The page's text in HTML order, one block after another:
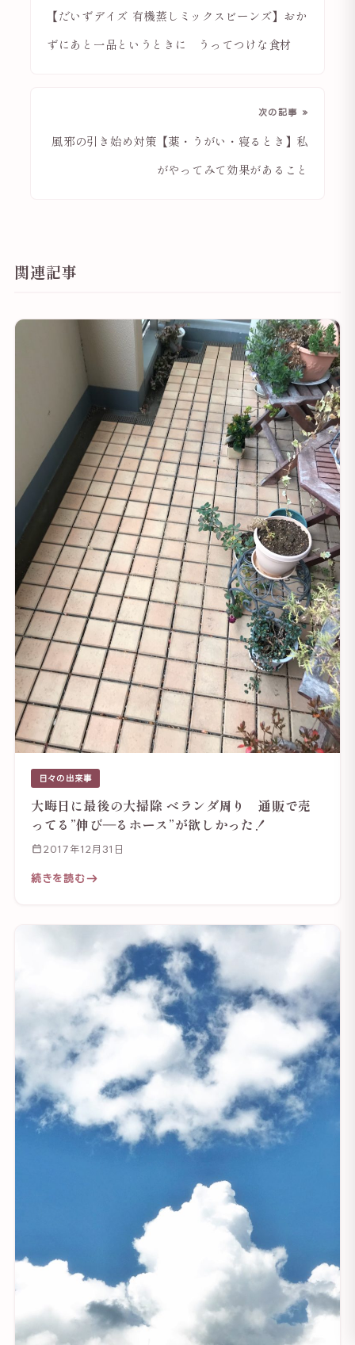
【だいずデイズ 有機蒸しミックスビーンズ】おか
ずにあと一品というときに うってつけな食材
次の記事 »
風邪の引き始め対策【薬・うがい・寝るとき】私
がやってみて効果があること
関連記事
日々の出来事
大晦日に最後の大掃除 ベランダ周り 通販で売
ってる”伸び―るホース”が欲しかった！
2017年12月31日
続きを読む